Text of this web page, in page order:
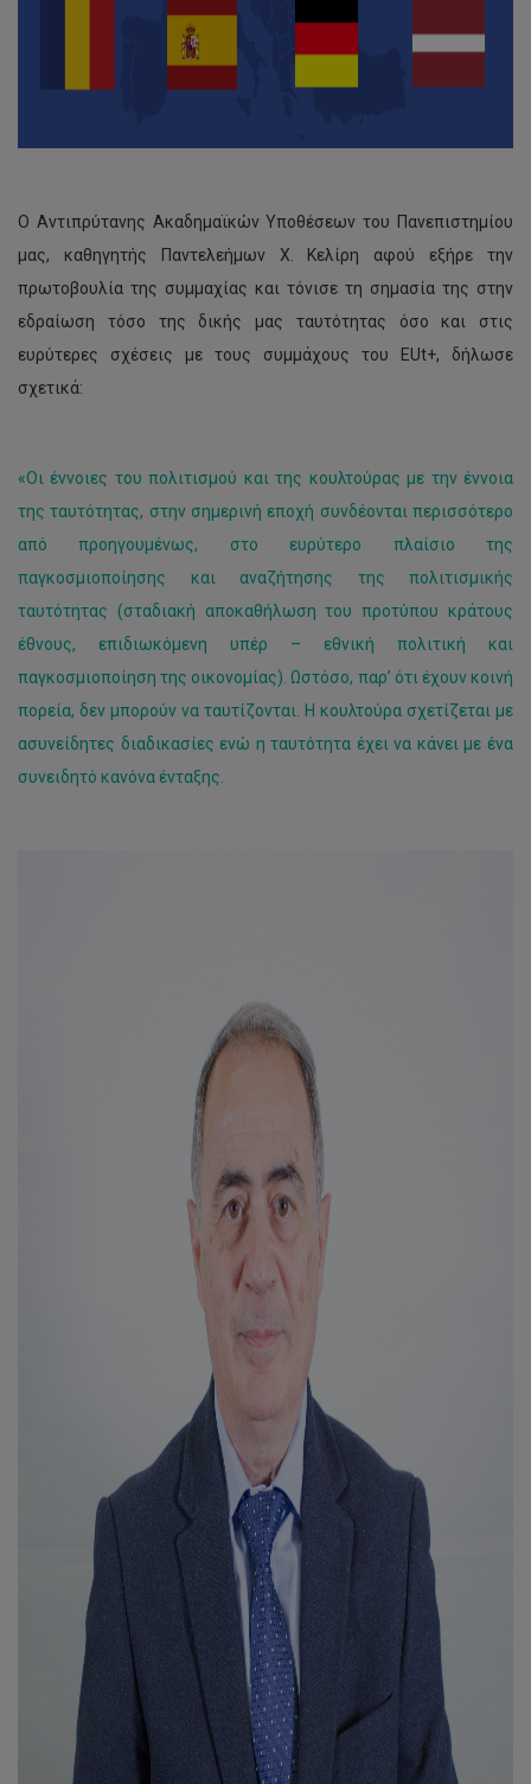
Ο Αντιπρύτανης Ακαδημαϊκών Υποθέσεων του Πανεπιστημίου
μας, καθηγητής Παντελεήμων Χ. Κελίρη αφού εξήρε την
πρωτοβουλία της συμμαχίας και τόνισε τη σημασία της στην
εδραίωση τόσο της δικής μας ταυτότητας όσο και στις
ευρύτερες σχέσεις με τους συμμάχους του EUt+, δήλωσε
σχετικά:
«Οι έννοιες του πολιτισμού και της κουλτούρας με την έννοια
της ταυτότητας, στην σημερινή εποχή συνδέονται περισσότερο
από προηγουμένως, στο ευρύτερο πλαίσιο της
παγκοσμιοποίησης και αναζήτησης της πολιτισμικής
ταυτότητας (σταδιακή αποκαθήλωση του προτύπου κράτους
έθνους, επιδιωκόμενη υπέρ – εθνική πολιτική και
παγκοσμιοποίηση της οικονομίας). Ωστόσο, παρ’ ότι έχουν κοινή
πορεία, δεν μπορούν να ταυτίζονται. Η κουλτούρα σχετίζεται με
ασυνείδητες διαδικασίες ενώ η ταυτότητα έχει να κάνει με ένα
συνειδητό κανόνα ένταξης.